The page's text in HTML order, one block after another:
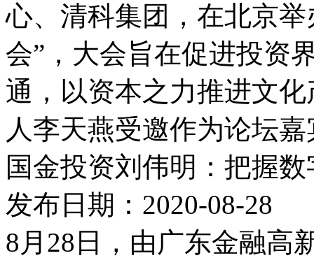
心、清科集团，在北京
会”，大会旨在促进投资
通，以资本之力推进文
人李天燕受邀作为论坛
国金投资刘伟明：把握
发布日期：2020-08-28
8月28日，由广东金融高